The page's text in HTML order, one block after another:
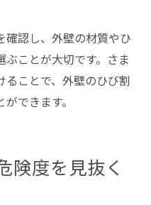
確認し、外壁の材質やひ
ことが大切です。さま
ることで、外壁のひび割
できます。
険度を見抜く